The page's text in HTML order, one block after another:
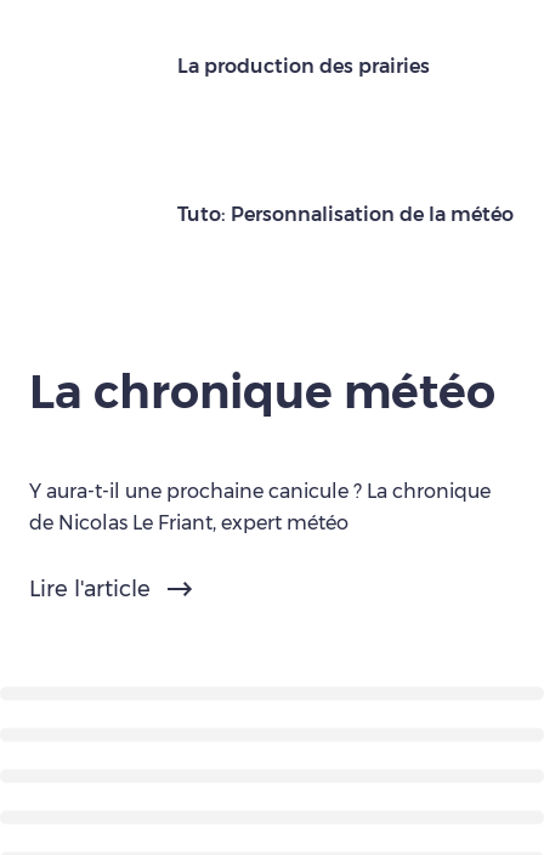
La production des prairies
Tuto: Personnalisation de la météo
La chronique météo
Y aura-t-il une prochaine canicule ? La chronique
de Nicolas Le Friant, expert météo
Lire l'article